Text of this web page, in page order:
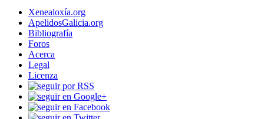
Xenealoxía.org
ApelidosGalicia.org
Bibliografía
Foros
Acerca
Legal
Licenza